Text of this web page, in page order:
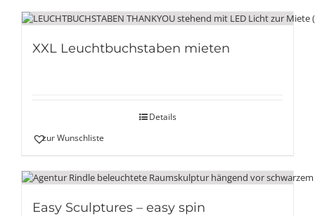
XXL Leuchtbuchstaben mieten
Details
zur Wunschliste
Easy Sculptures – easy spin